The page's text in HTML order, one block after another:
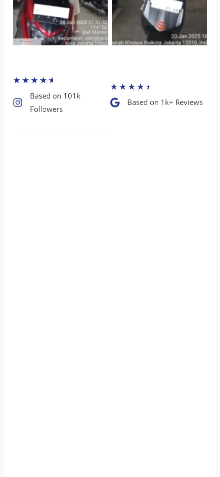
★★★★★
Based on 101k
Followers​
★★★★★
Based on 1k+ Reviews​